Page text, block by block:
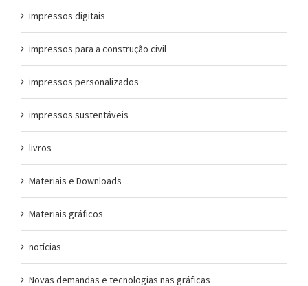
impressos digitais
impressos para a construção civil
impressos personalizados
impressos sustentáveis
livros
Materiais e Downloads
Materiais gráficos
notícias
Novas demandas e tecnologias nas gráficas